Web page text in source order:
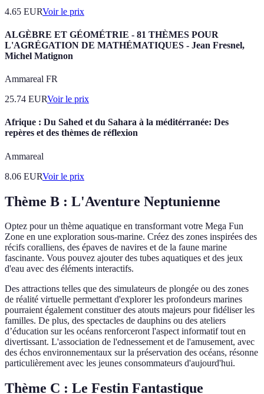
4.65 EURVoir le prix
ALGÈBRE ET GÉOMÉTRIE - 81 THÈMES POUR
L'AGRÉGATION DE MATHÉMATIQUES - Jean Fresnel,
Michel Matignon
Ammareal FR
25.74 EURVoir le prix
Afrique : Du Sahed et du Sahara à la méditérranée: Des
repères et des thèmes de réflexion
Ammareal
8.06 EURVoir le prix
Thème B : L'Aventure Neptunienne
Optez pour un thème aquatique en transformant votre Mega Fun
Zone en une exploration sous-marine. Créez des zones inspirées des
récifs coralliens, des épaves de navires et de la faune marine
fascinante. Vous pouvez ajouter des tubes aquatiques et des jeux
d'eau avec des éléments interactifs.
Des attractions telles que des simulateurs de plongée ou des zones
de réalité virtuelle permettant d'explorer les profondeurs marines
pourraient également constituer des atouts majeurs pour fidéliser les
familles. De plus, des spectacles de dauphins ou des ateliers
d’éducation sur les océans renforceront l'aspect informatif tout en
divertissant. L'association de l'ednessement et de l'amusement, avec
des échos environnementaux sur la préservation des océans, résonne
particulièrement avec les jeunes consommateurs d'aujourd'hui.
Thème C : Le Festin Fantastique